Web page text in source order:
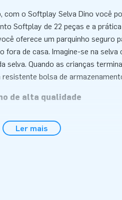
com o Softplay Selva Dino você
Softplay de 22 peças e a
oferece um parquinho seguro
fora de casa. Imagine-se na selva
selva. Quando as crianças
bolsa de
de alta qualidade
círculos e tapetes de
Ler mais